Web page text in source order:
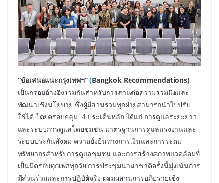
“ข้อเสนอแนะกรุงเทพฯ” (Bangkok Recommendations)
เป็นกรอบอ้างอิงร่วมกันสำหรับการสานต่อความร่วมมือและ
พัฒนาเชิงนโยบาย ซึ่งผู้มีส่วนร่วมทุกฝ่ายสามารถนำไปปรับ
ใช้ได้ โดยครอบคลุม 4 ประเด็นหลัก ได้แก่ การดูแลระยะยาว
และระบบการดูแลโดยชุมชน มาตรฐานการดูแลแรงงานและ
ระบบประกันสังคม ความยั่งยืนทางการเงินและการระดม
ทรัพยากรสำหรับการดูแลชุมชน และการสร้างสภาพแวดล้อมที่
เป็นมิตรกับทุกเพศทุกวัย การประชุมนานาชาติครั้งนี้มุ่งเน้นการ
มีส่วนร่วมและการปฏิบัติจริง ผสมผสานการอภิปรายเชิง